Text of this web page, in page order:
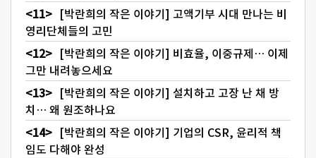
[박란희의 작은 이야기] 고액기부 시대 만나는 비
영리단체들의 고민
[박란희의 작은 이야기] 비효율, 이중규제… 이제
그만 내려놓으세요
[박란희의 작은 이야기] 설치하고 고장 난 채 방
치… 왜 원조하나요
[박란희의 작은 이야기] 기업의 CSR, 윤리적 책
임도 다해야 완성